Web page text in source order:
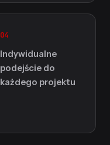
04
Indywidualne
podejście do
każdego projektu